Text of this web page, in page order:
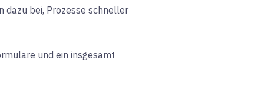
dazu bei, Prozesse schneller
und ein insgesamt